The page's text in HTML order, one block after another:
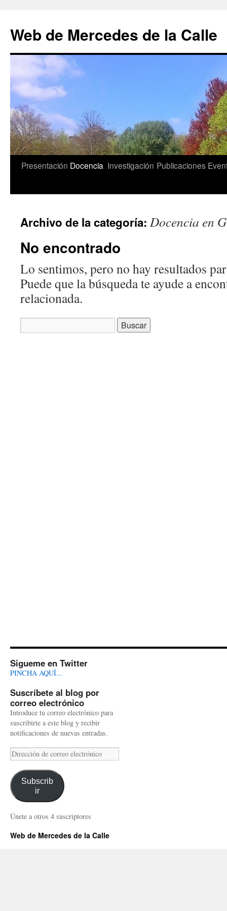
contenido
Web de Mercedes de la Calle
Presentación Docencia Investigación Publicaciones
Archivo de la categoría: Docencia en
No encontrado
Lo sentimos, pero no hay resultados
Puede que la búsqueda te ayude a
relacionada.
Sigueme en Twitter
PINCHA AQUÍ...
Suscríbete al blog por
correo electrónico
Introduce tu correo electrónico para
suscribirte a este blog y recibir
notificaciones de nuevas entradas.
Dirección
de
correo
electrónico
Subscrib
ir
Únete a otros 4 suscriptores
Web de Mercedes de la Calle